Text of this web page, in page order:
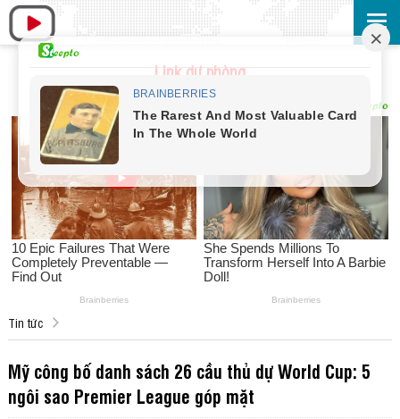
Link dự phòng
Tin tức
Mỹ công bố danh sách 26 cầu thủ dự World Cup: 5
ngôi sao Premier League góp mặt